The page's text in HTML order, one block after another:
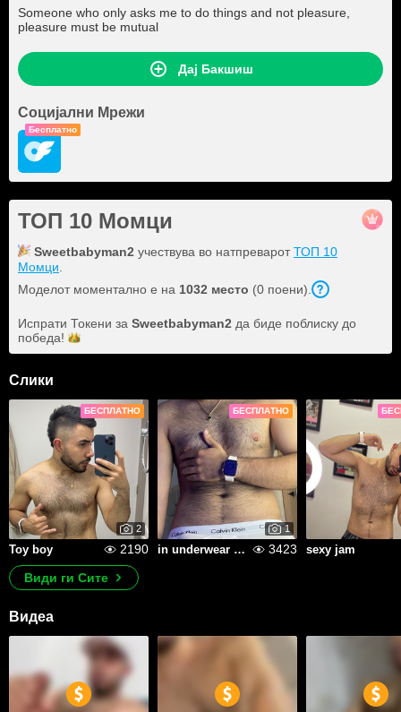
Someone who only asks me to do things and not pleasure,
pleasure must be mutual
Дај Бакшиш
Социјални Мрежи
Бесплатно
ТОП 10 Момци
Sweetbabyman2 учествува во натпреваротТОП 10
Момци
Моделот моментално е на 1032 место (0 поени).
Испрати Токени за Sweetbabyman2 да биде поблиску до
победа!
Слики
БЕСПЛАТНО
2
Toy boy 2190
БЕСПЛАТНО
1
in underwear white 3423 sexy jam
Види ги Сите
Видеа